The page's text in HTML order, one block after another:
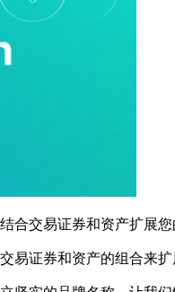
交易证券和资产扩展
证券和资产的组合来